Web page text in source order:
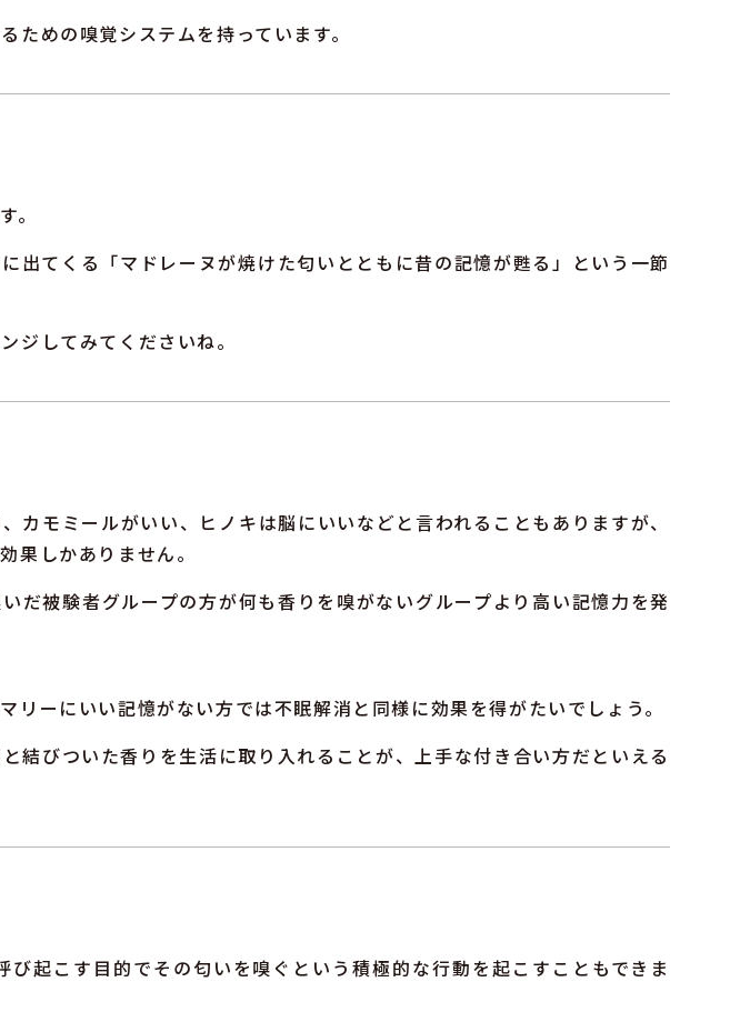
めの嗅覚システムを持っています。
。
出てくる「マドレーヌが焼けた匂いとともに昔の記憶が甦る」という一節
ジしてみてくださいね。
モミールがいい、ヒノキは脳にいいなどと言われることもありますが、
果しかありません。
だ被験者グループの方が何も香りを嗅がないグループより高い記憶力を発
ーにいい記憶がない方では不眠解消と同様に効果を得がたいでしょう。
結びついた香りを生活に取り入れることが、上手な付き合い方だといえる
起こす目的でその匂いを嗅ぐという積極的な行動を起こすこともできま